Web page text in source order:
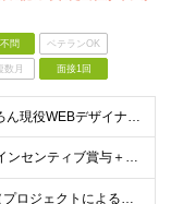
問 ベテランOK
数月 面接1回
【学歴・経験不問】 もちろん現役WEBデザイナーも大歓迎です！ ＊未経験者大歓迎！第二新卒歓迎/最短6ヶ月の充実研修/WEB面接可能＊ 「PCを触ったことがない・・・」 「スマホしか使ったことない
★月給32万円～50万円＋インセンティブ賞与＋決算賞与★ （30時間の固定残業代、一律月54,750円を含む。超過分は支給） ※経験・スキルを考慮の上、決定 ※昇給：随時あり 【インセンティブについ
★リモートワーク実施中（プロジェクトによる） ※一部フルリモートあり 【本社】 東京都千代田区五番町4-8 日立五番町ビル 5F 【その他勤務先】 ・北海道札幌市中央区大通東 ・宮城県仙台市青葉区